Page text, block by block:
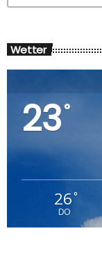
Wetter
23°
26°
DO